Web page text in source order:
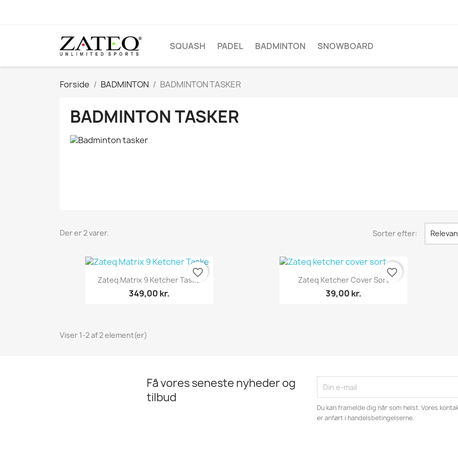
SQUASH PADEL BADMINTON SNOWBOARD
Forside BADMINTON BADMINTON TASKER
BADMINTON TASKER
Der er 2 varer. Sorter efter:
Vis her
Zateq Matrix 9 Ketcher Taske
349,00 kr.
favorite_border Vis her
Zateq Ketcher Cover Sort
39,00 kr.
favorite_border
Viser 1-2 af 2 element(er)
Få vores seneste nyheder og
tilbud
Du kan framelde dig når som helst. Vores
er anført i handelsbetingelserne.